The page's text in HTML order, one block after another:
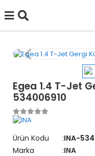
Egea 1.4 T-Jet
534006910
Ürün Kodu
INA-
Marka
INA